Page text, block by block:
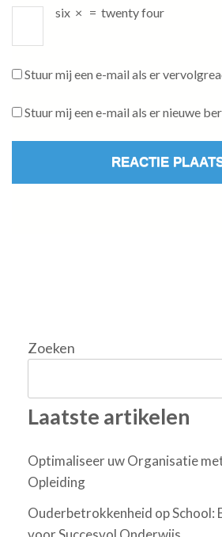
six × = twenty four
Stuur mij een e-mail als er
Stuur mij een e-mail als er nieuwe
Zoeken
Laatste artikelen
Optimaliseer uw Organisatie met
Opleiding
Ouderbetrokkenheid op School: